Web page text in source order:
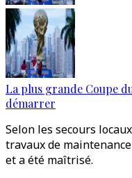
La plus grande Coupe
démarrer
Selon les secours
travaux de
et a été maîtrisé.